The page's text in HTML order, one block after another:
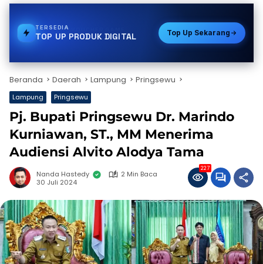
TERSEDIA
TOP UP PRODUK DIGITAL Top Up Sekarang
Beranda Daerah Lampung Pringsewu
Lampung Pringsewu
Pj. Bupati Pringsewu Dr. Marindo
Kurniawan, ST., MM Menerima
Audiensi Alvito Alodya Tama
Nanda Hastedy
2 Min Baca
30 Juli 2024
227